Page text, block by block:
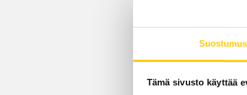
Suostumus
Tämä sivusto käyttää